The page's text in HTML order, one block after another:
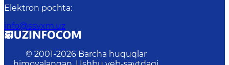
Elektron pochta:
info@ssvxm.uz
© 2001-2026 Barcha huquqlar